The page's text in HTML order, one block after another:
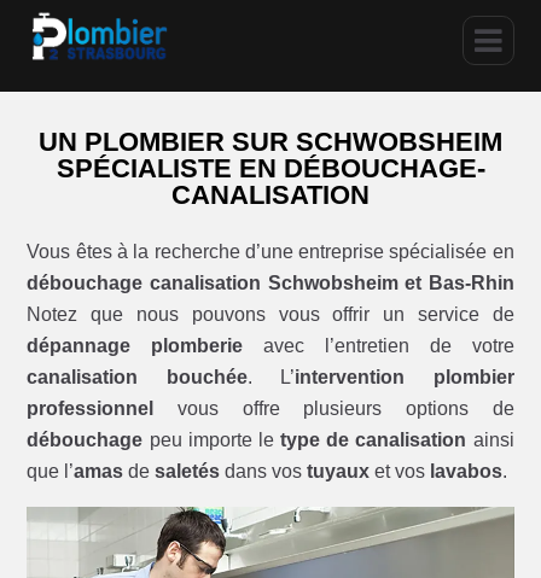
UN PLOMBIER SUR SCHWOBSHEIM
SPÉCIALISTE EN DÉBOUCHAGE-
CANALISATION
Vous êtes à la recherche d’une entreprise spécialisée en
débouchage canalisation Schwobsheim et Bas-Rhin
Notez que nous pouvons vous offrir un service de
dépannage plomberie avec l’entretien de votre
canalisation bouchée. L’intervention plombier
professionnel
vous offre plusieurs options de
débouchage peu importe letype de canalisation ainsi
que l’amas desaletés dans vostuyaux et vos lavabos.